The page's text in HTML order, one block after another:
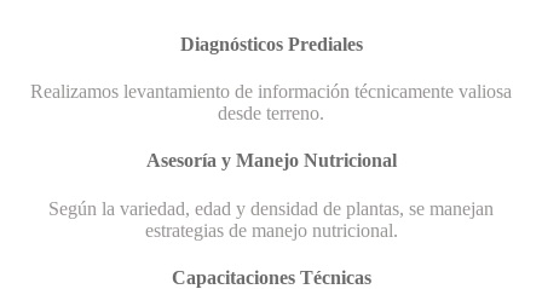
Diagnósticos Prediales
Realizamos levantamiento de información técnicamente valiosa
desde terreno.
Asesoría y Manejo Nutricional
Según la variedad, edad y densidad de plantas, se manejan
estrategias de manejo nutricional.
Capacitaciones Técnicas